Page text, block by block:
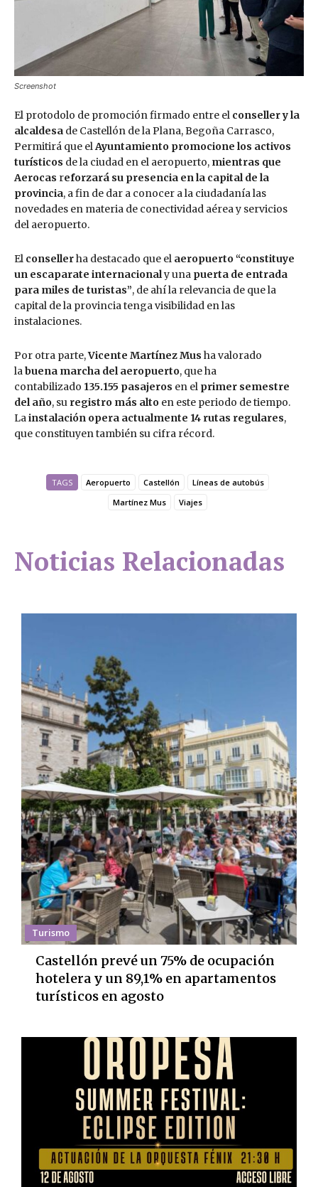
Screenshot
El protodolo de promoción firmado entre el conseller y la
alcaldesa de Castellón de la Plana, Begoña Carrasco,
Permitirá que elAyuntamiento promocione los activos
turísticos de la ciudad en el aeropuerto, mientras que
Aerocas reforzará su presencia en la capital de la
provincia, a fin de dar a conocer a la ciudadanía las
novedades en materia de conectividad aérea y servicios
del aeropuerto.
El consellerha destacado que el aeropuerto “constituye
un escaparate internacionaly una puerta de entrada
para miles de turistas”, de ahí la relevancia de que la
capital de la provincia tenga visibilidad en las
instalaciones.
Por otra parte,Vicente Martínez Mus ha valorado
labuena marcha del aeropuerto, que ha
contabilizado 135.155 pasajeros en el primer semestre
del año, su registro más alto en este periodo de tiempo.
Lainstalación opera actualmente 14 rutas regulares,
que constituyen también su cifra récord.
TAGS Aeropuerto Castellón
Líneas de autobús
Martínez Mus
Viajes
Noticias Relacionadas
Turismo
Castellón prevé un 75% de ocupación
hotelera y un 89,1% en apartamentos
turísticos en agosto